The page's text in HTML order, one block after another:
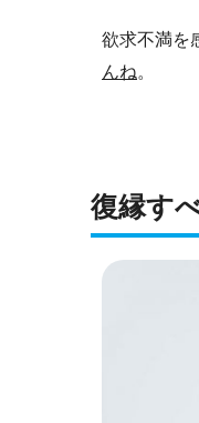
欲求不満を
んね。
復縁す